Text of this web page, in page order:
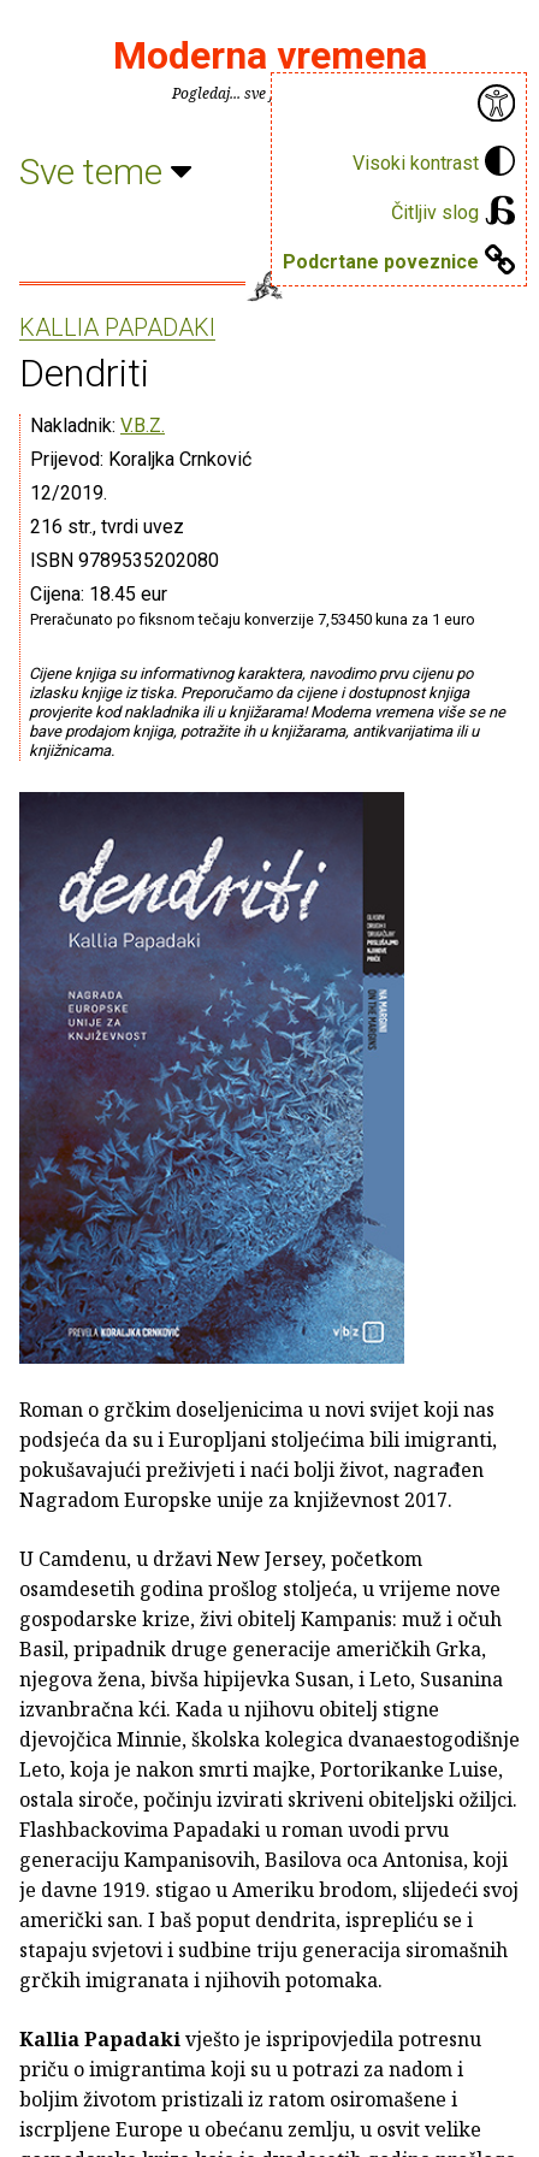
Visoki kontrast
Čitljiv slog
Podcrtane poveznice
Moderna vremena
Pogledaj... sve je puno knjiga.
Sve teme
KALLIA PAPADAKI
Dendriti
Nakladnik: V.B.Z.
Prijevod: Koraljka Crnković
12/2019.
216 str., tvrdi uvez
ISBN 9789535202080
Cijena: 18.45 eur
Preračunato po fiksnom tečaju konverzije 7,53450 kuna za 1 euro
Cijene knjiga su informativnog karaktera, navodimo prvu cijenu po
izlasku knjige iz tiska. Preporučamo da cijene i dostupnost knjiga
provjerite kod nakladnika ili u knjižarama! Moderna vremena više se ne
bave prodajom knjiga, potražite ih u knjižarama, antikvarijatima ili u
knjižnicama.
Roman o grčkim doseljenicima u novi svijet koji nas
podsjeća da su i Europljani stoljećima bili imigranti,
pokušavajući preživjeti i naći bolji život, nagrađen
Nagradom Europske unije za književnost 2017.
U Camdenu, u državi New Jersey, početkom
osamdesetih godina prošlog stoljeća, u vrijeme nove
gospodarske krize, živi obitelj Kampanis: muž i očuh
Basil, pripadnik druge generacije američkih Grka,
njegova žena, bivša hipijevka Susan, i Leto, Susanina
izvanbračna kći. Kada u njihovu obitelj stigne
djevojčica Minnie, školska kolegica dvanaestogodišnje
Leto, koja je nakon smrti majke, Portorikanke Luise,
ostala siroče, počinju izvirati skriveni obiteljski ožiljci.
Flashbackovima Papadaki u roman uvodi prvu
generaciju Kampanisovih, Basilova oca Antonisa, koji
je davne 1919. stigao u Ameriku brodom, slijedeći svoj
američki san. I baš poput dendrita, isprepliću se i
stapaju svjetovi i sudbine triju generacija siromašnih
grčkih imigranata i njihovih potomaka.
Kallia Papadakivješto je ispripovjedila potresnu
priču o imigrantima koji su u potrazi za nadom i
boljim životom pristizali iz ratom osiromašene i
iscrpljene Europe u obećanu zemlju, u osvit velike